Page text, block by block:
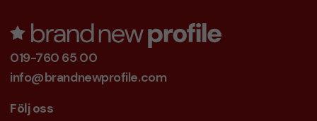
019-760 65 00
info@brandnewprofile.com
Följ oss